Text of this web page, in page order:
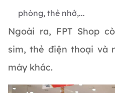
phòng, thẻ nhớ,...
Ngoài ra, FPT Shop
sim, thẻ điện thoại và
máy khác.